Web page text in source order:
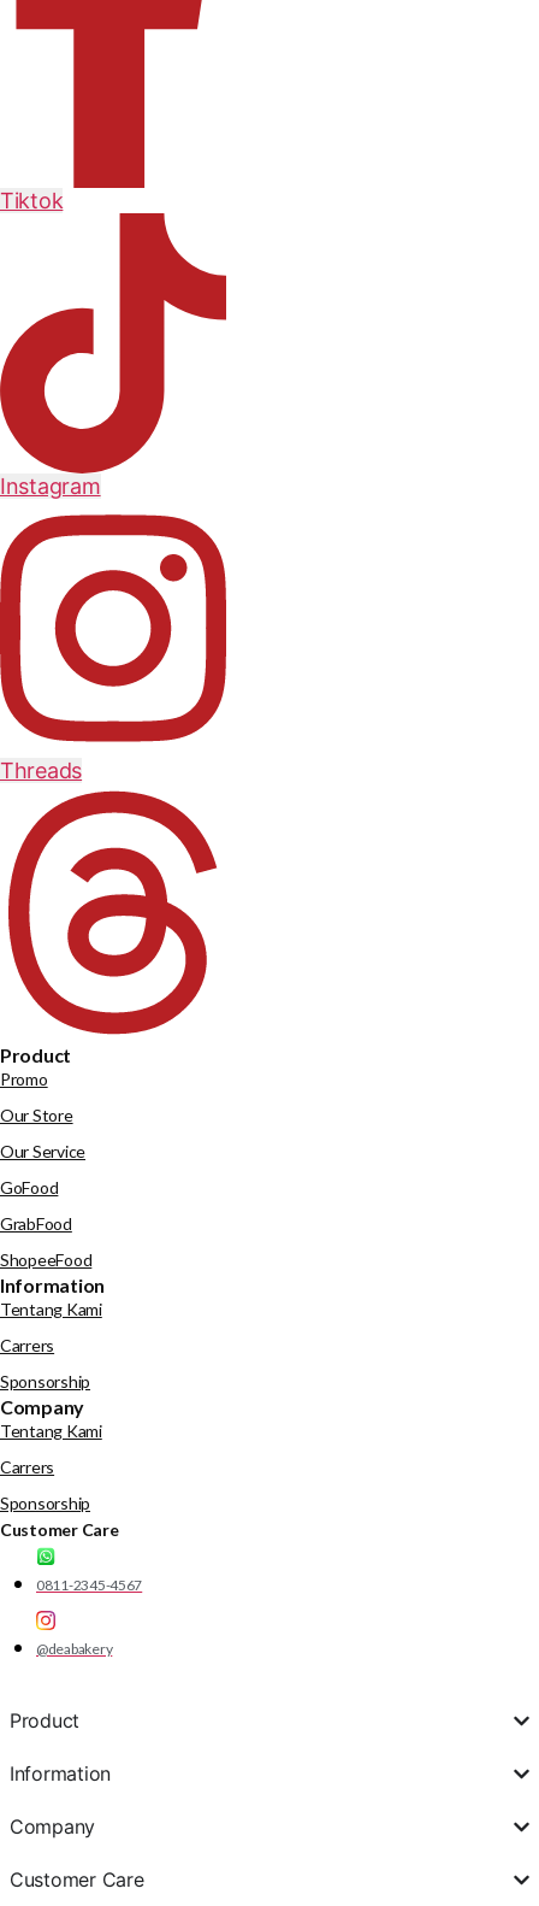
Tiktok
Instagram
Threads
Product
Promo
Our Store
Our Service
GoFood
GrabFood
ShopeeFood
Information
Tentang Kami
Carrers
Sponsorship
Company
Tentang Kami
Carrers
Sponsorship
Customer Care
0811-2345-4567
@deabakery
Product
Information
Company
Customer Care